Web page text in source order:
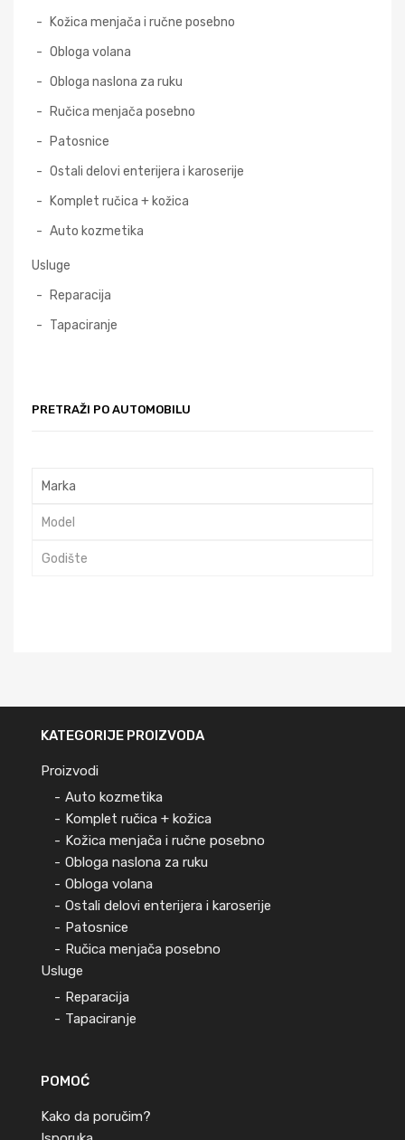
Kožica menjača i ručne posebno
Obloga volana
Obloga naslona za ruku
Ručica menjača posebno
Patosnice
Ostali delovi enterijera i karoserije
Komplet ručica + kožica
Auto kozmetika
Usluge
Reparacija
Tapaciranje
PRETRAŽI PO AUTOMOBILU
KATEGORIJE PROIZVODA
Proizvodi
Auto kozmetika
Komplet ručica + kožica
Kožica menjača i ručne posebno
Obloga naslona za ruku
Obloga volana
Ostali delovi enterijera i karoserije
Patosnice
Ručica menjača posebno
Usluge
Reparacija
Tapaciranje
POMOĆ
Kako da poručim?